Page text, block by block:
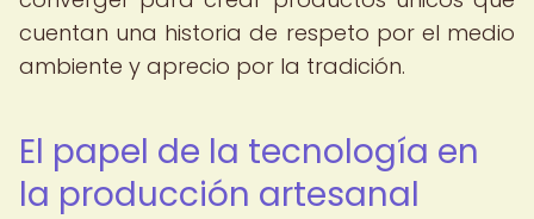
cuentan una historia de respeto por el medio
ambiente y aprecio por la tradición.
El papel de la tecnología en
la producción artesanal